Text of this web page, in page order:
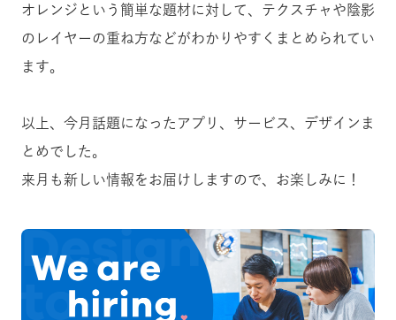
オレンジという簡単な題材に対して、テクスチャや陰影
のレイヤーの重ね方などがわかりやすくまとめられてい
ます。
以上、今月話題になったアプリ、サービス、デザインま
とめでした。
来月も新しい情報をお届けしますので、お楽しみに！